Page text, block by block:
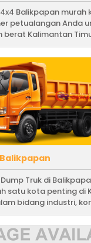
Balikpapan murah
petualangan Anda
berat Kalimantan
Truk di
satu kota penting di
bidang industri,